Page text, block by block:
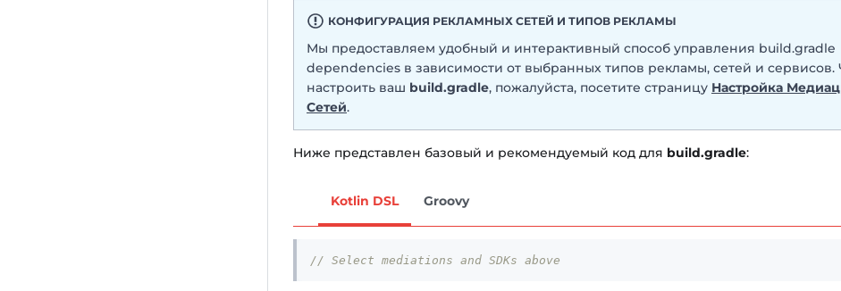
КОНФИГУРАЦИЯ РЕКЛАМНЫХ СЕТЕЙ И ТИПОВ РЕКЛАМЫ
Мы предоставляем удобный и интерактивный способ управления build.gradle
dependencies в зависимости от выбранных типов рекламы, сетей и сервисов.
настроить ваш build.gradle, пожалуйста, посетите страницу Настройка
Сетей.
Ниже представлен базовый и рекомендуемый код для build.gradle:
Kotlin DSL Groovy
// Select mediations and SDKs above